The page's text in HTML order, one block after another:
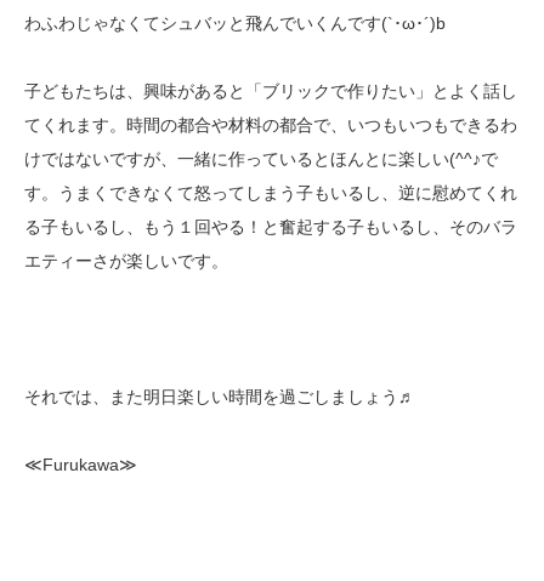
わふわじゃなくてシュバッと飛んでいくんです(`･ω･´)b
子どもたちは、興味があると「ブリックで作りたい」とよく話し
てくれます。時間の都合や材料の都合で、いつもいつもできるわ
けではないですが、一緒に作っているとほんとに楽しい(^^♪で
す。うまくできなくて怒ってしまう子もいるし、逆に慰めてくれ
る子もいるし、もう１回やる！と奮起する子もいるし、そのバラ
エティーさが楽しいです。
それでは、また明日楽しい時間を過ごしましょう♬
≪Furukawa≫